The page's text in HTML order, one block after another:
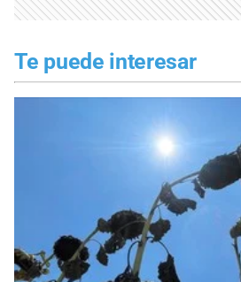
Te puede interesar